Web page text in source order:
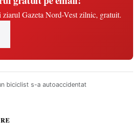
ziarul Gazeta Nord-Vest zilnic, gratuit.
biciclist s-a autoaccidentat